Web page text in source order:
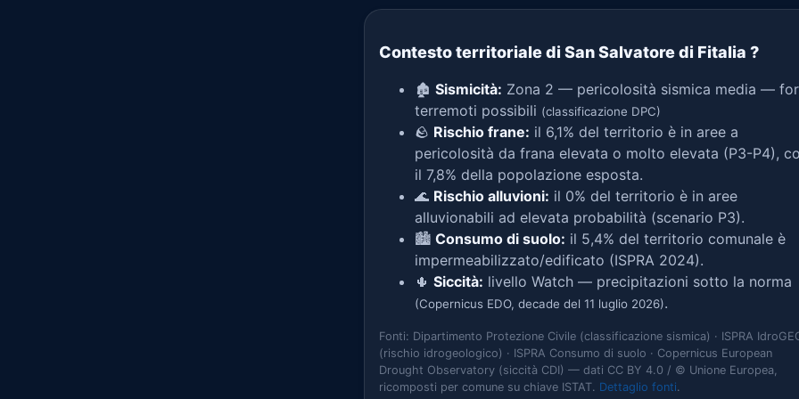
Contesto territoriale di San Salvatore di Fitalia ?
🏚️ Sismicità: Zona 2 — pericolosità sismica media —
terremoti possibili (classificazione DPC)
🪨 Rischio frane: il 6,1% del territorio è in aree a
pericolosità da frana elevata o molto elevata (P3-P4),
il 7,8% della popolazione esposta.
🌊 Rischio alluvioni: il 0% del territorio è in aree
alluvionabili ad elevata probabilità (scenario P3).
🏙️ Consumo di suolo: il 5,4% del territorio comunale è
impermeabilizzato/edificato (ISPRA 2024).
🌵 Siccità: livello Watch — precipitazioni sotto la norma
(Copernicus EDO, decade del 11 luglio 2026).
Fonti: Dipartimento Protezione Civile (classificazione sismica) · ISPRA
(rischio idrogeologico) · ISPRA Consumo di suolo · Copernicus European
Drought Observatory (siccità CDI) — dati CC BY 4.0 / © Unione Europea,
ricomposti per comune su chiave ISTAT. Dettaglio fonti.